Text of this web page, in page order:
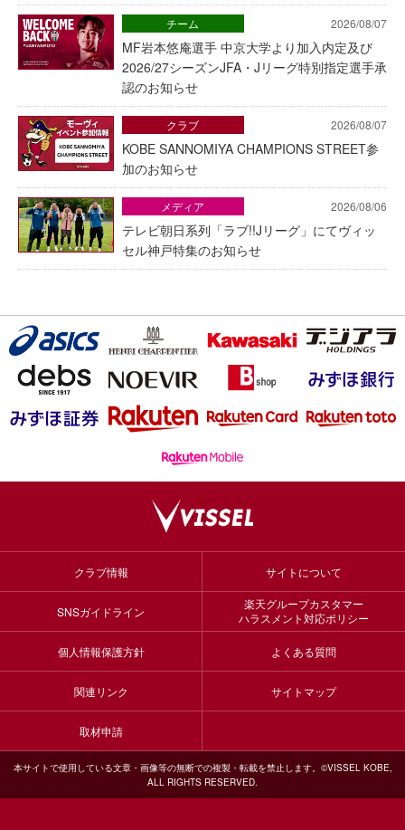
2026/08/07
MF岩本悠庵選手 中京大学より加入内定及び
2026/27シーズンJFA・Jリーグ特別指定選手承
認のお知らせ
チーム
2026/08/07
KOBE SANNOMIYA CHAMPIONS STREET参
加のお知らせ
クラブ
2026/08/06
テレビ朝日系列「ラブ!!Jリーグ」にてヴィッ
セル神戸特集のお知らせ
メディア
クラブ情報 サイトについて
SNSガイドライン
楽天グループカスタマー
ハラスメント対応ポリシー
個人情報保護方針 よくある質問
関連リンク サイトマップ
取材申請
本サイトで使用している文章・画像等の無断での複製・転載を禁止します。©VISSEL KOBE,
ALL RIGHTS RESERVED.